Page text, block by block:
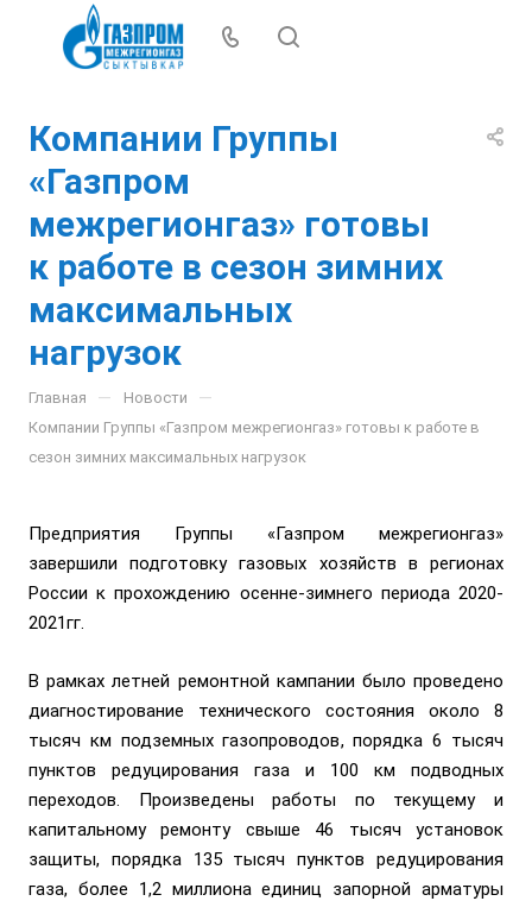
Компании Группы
«Газпром
межрегионгаз» готовы
к работе в сезон зимних
максимальных
нагрузок
Главная — Новости —
Компании Группы «Газпром межрегионгаз» готовы к работе в
сезон зимних максимальных нагрузок
Предприятия Группы «Газпром межрегионгаз»
завершили подготовку газовых хозяйств в регионах
России к прохождению осенне-зимнего периода 2020-
2021гг.
В рамках летней ремонтной кампании было проведено
диагностирование технического состояния около 8
тысяч км подземных газопроводов, порядка 6 тысяч
пунктов редуцирования газа и 100 км подводных
переходов. Произведены работы по текущему и
капитальному ремонту свыше 46 тысяч установок
защиты, порядка 135 тысяч пунктов редуцирования
газа, более 1,2 миллиона единиц запорной арматуры